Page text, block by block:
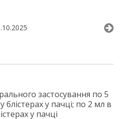
застосування по 5
у пачці; по 2 мл в
у пачці